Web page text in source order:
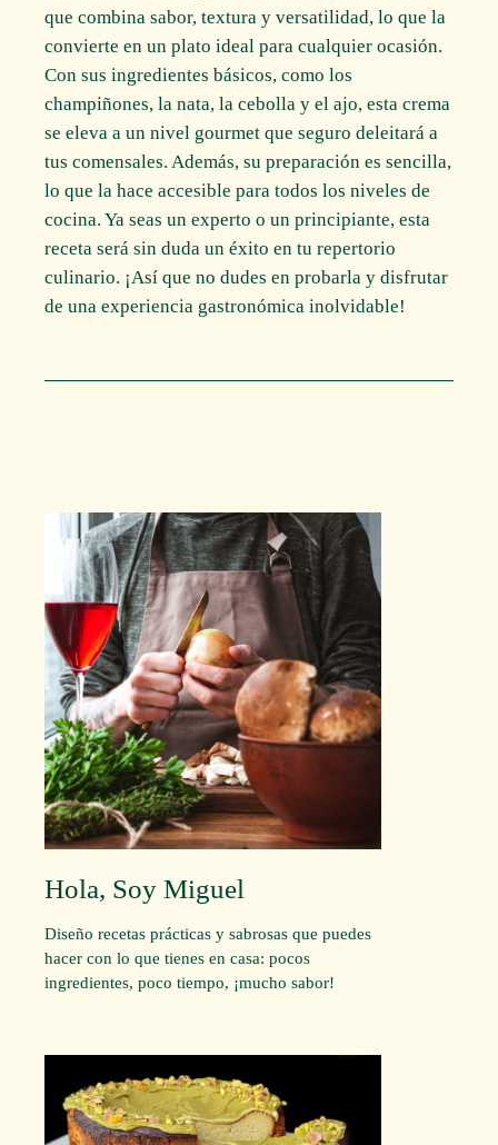
que combina sabor, textura y versatilidad, lo que la
convierte en un plato ideal para cualquier ocasión.
Con sus ingredientes básicos, como los
champiñones, la nata, la cebolla y el ajo, esta crema
se eleva a un nivel gourmet que seguro deleitará a
tus comensales. Además, su preparación es sencilla,
lo que la hace accesible para todos los niveles de
cocina. Ya seas un experto o un principiante, esta
receta será sin duda un éxito en tu repertorio
culinario. ¡Así que no dudes en probarla y disfrutar
de una experiencia gastronómica inolvidable!
Hola, Soy Miguel
Diseño recetas prácticas y sabrosas que puedes
hacer con lo que tienes en casa: pocos
ingredientes, poco tiempo, ¡mucho sabor!